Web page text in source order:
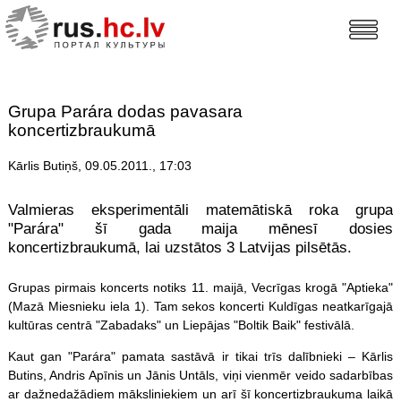
Grupa Parára dodas pavasara
koncertizbraukumā
Kārlis Butiņš, 09.05.2011., 17:03
Valmieras eksperimentāli matemātiskā roka grupa
"Parára" šī gada maija mēnesī dosies
koncertizbraukumā, lai uzstātos 3 Latvijas pilsētās.
Grupas pirmais koncerts notiks 11. maijā, Vecrīgas krogā "Aptieka"
(Mazā Miesnieku iela 1). Tam sekos koncerti Kuldīgas neatkarīgajā
kultūras centrā "Zabadaks" un Liepājas "Boltik Baik" festivālā.
Kaut gan "Parára" pamata sastāvā ir tikai trīs dalībnieki – Kārlis
Butins, Andris Apīnis un Jānis Untāls, viņi vienmēr veido sadarbības
ar dažnedažādiem māksliniekiem un arī šī koncertizbraukuma laikā